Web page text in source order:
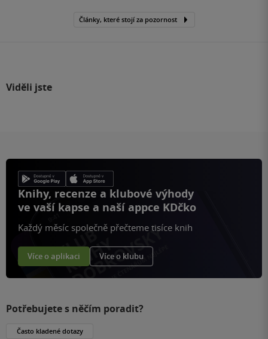
Články, které stojí za pozornost
Viděli jste
Knihy, recenze a klubové výhody
ve vaší kapse a naší appce KDčko
Každý měsíc společně přečteme tisíce knih
Více o aplikaci Více o klubu
Potřebujete s něčím poradit?
Často kladené dotazy